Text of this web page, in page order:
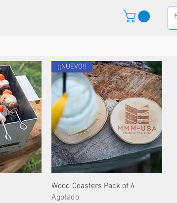
Vista rápida
¡¡NUEVO!!
Wood Coasters Pack of 4
Agotado